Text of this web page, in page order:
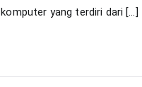
yang terdiri dari […]